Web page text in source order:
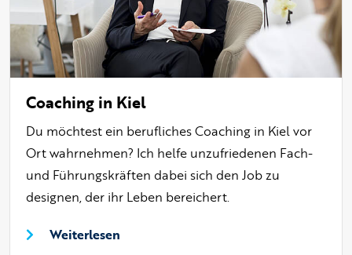
Coaching in Kiel
Du möchtest ein berufliches Coaching in Kiel vor
Ort wahrnehmen? Ich helfe unzufriedenen Fach-
und Führungskräften dabei sich den Job zu
designen, der ihr Leben bereichert.
Weiterlesen